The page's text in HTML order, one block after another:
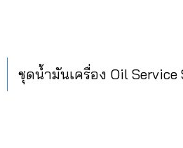
ชุดน้ำมันเครื่อง Oil Service